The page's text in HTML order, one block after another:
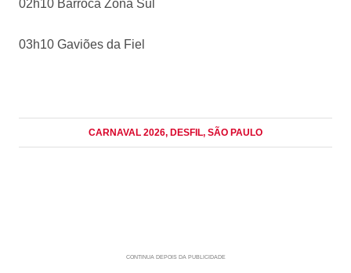
02h10 Barroca Zona Sul
03h10 Gaviões da Fiel
CARNAVAL 2026, DESFIL, SÃO PAULO